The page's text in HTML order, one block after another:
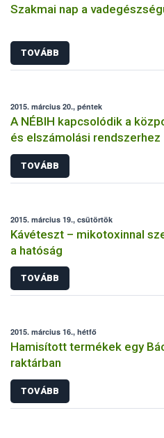
Szakmai nap a
TOVÁBB
2015. március 20., péntek
A NÉBIH kapcsolódik a
és elszámolási rendszerhez
TOVÁBB
2015. március 19., csütörtök
Kávéteszt – mikotoxinnal
a hatóság
TOVÁBB
2015. március 16., hétfő
Hamisított termékek egy
raktárban
TOVÁBB